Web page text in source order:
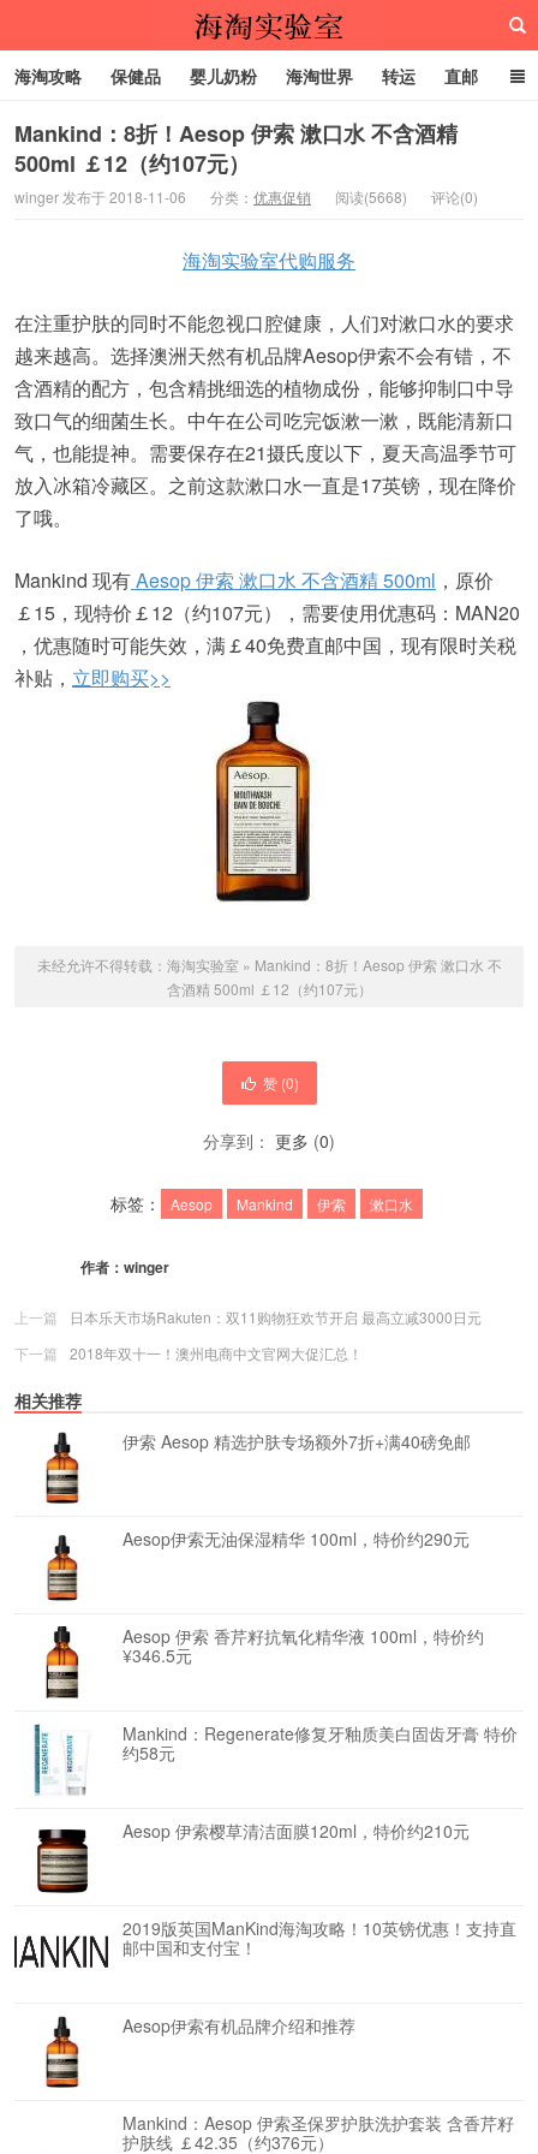
海淘实验室
海淘攻略 保健品 婴儿奶粉 海淘世界 转运 直邮
代购服务
Mankind：8折！Aesop 伊索 漱口水 不含酒精
500ml ￡12（约107元）
winger 发布于 2018-11-06 分类： 优惠促销 阅读(5668) 评论(0)
海淘实验室代购服务
在注重护肤的同时不能忽视口腔健康，人们对漱口水的要求
越来越高。选择澳洲天然有机品牌Aesop伊索不会有错，不
含酒精的配方，包含精挑细选的植物成份，能够抑制口中导
致口气的细菌生长。中午在公司吃完饭漱一漱，既能清新口
气，也能提神。需要保存在21摄氏度以下，夏天高温季节可
放入冰箱冷藏区。之前这款漱口水一直是17英镑，现在降价
了哦。
Mankind 现有Aesop 伊索 漱口水 不含酒精 500ml ，原价
￡15，现特价￡12（约107元），需要使用优惠码：MAN20
，优惠随时可能失效，满￡40免费直邮中国，现有限时关税
补贴， 立即购买>>
未经允许不得转载： 海淘实验室 » Mankind：8折！Aesop 伊索 漱口水 不
含酒精 500ml ￡12（约107元）
赞 (0)
分享到： 更多 (0)
标签： Aesop Mankind 伊索 漱口水
作者： winger
上一篇
日本乐天市场Rakuten：双11购物狂欢节开启 最高立减3000日元
下一篇
2018年双十一！澳州电商中文官网大促汇总！
相关推荐
伊索 Aesop 精选护肤专场额外7折+满40磅免邮
Aesop伊索无油保湿精华 100ml，特价约290元
Aesop 伊索 香芹籽抗氧化精华液 100ml，特价约
¥346.5元
Mankind：Regenerate修复牙釉质美白固齿牙膏 特价
约58元
Aesop 伊索樱草清洁面膜120ml，特价约210元
2019版英国ManKind海淘攻略！10英镑优惠！支持直
邮中国和支付宝！
Aesop伊索有机品牌介绍和推荐
Mankind：Aesop 伊索圣保罗护肤洗护套装 含香芹籽
护肤线 ￡42.35（约376元）